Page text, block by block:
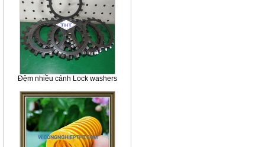
Đệm nhiều cánh Lock washers